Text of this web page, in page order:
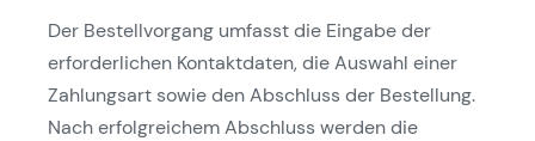
Der Bestellvorgang umfasst die Eingabe der
erforderlichen Kontaktdaten, die Auswahl einer
Zahlungsart sowie den Abschluss der Bestellung.
Nach erfolgreichem Abschluss werden die